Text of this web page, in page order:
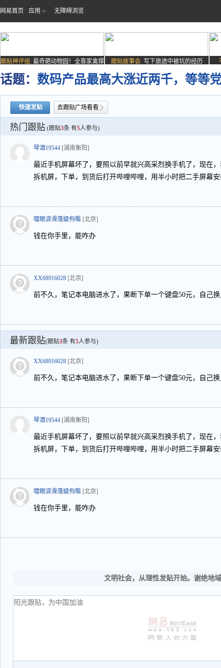
网易首页 应用 无障碍浏览
跟贴神评组: 最奇葩动物园！全靠家禽撑
场子
跟贴故事会: 写下旅途中被坑的经历
话题： 数码产品最高大涨近两千，等等
快速发贴 去跟贴广场看看
热门跟贴 (跟贴3条 有5人参与)
琴酒19544 [湖南衡阳]
最近手机屏幕坏了，要照以前早就兴高采烈换手机了，现在
拆机屏，下单，到货后打开哔哩哔哩，用半小时把二手屏幕
噹眼涙滑落媞佝嚸 [北京]
钱在你手里，能咋办
XX68916028 [北京]
前不久，笔记本电脑进水了，果断下单一个键盘50元，自己
最新跟贴(跟贴3条 有5人参与)
XX68916028 [北京]
前不久，笔记本电脑进水了，果断下单一个键盘50元，自己
琴酒19544 [湖南衡阳]
最近手机屏幕坏了，要照以前早就兴高采烈换手机了，现在
拆机屏，下单，到货后打开哔哩哔哩，用半小时把二手屏幕
噹眼涙滑落媞佝嚸 [北京]
钱在你手里，能咋办
文明社会，从理性发贴开始。谢绝地